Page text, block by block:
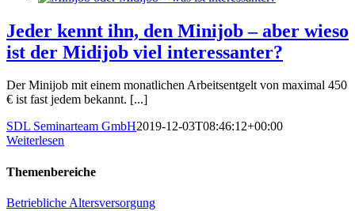
Jeder kennt ihn, den Minijob – aber wieso
ist der Midijob viel interessanter?
Der Minijob mit einem monatlichen Arbeitsentgelt von maximal 450
€ ist fast jedem bekannt. [...]
SDL Seminarteam GmbH2019-12-03T08:46:12+00:00
Weiterlesen
Themenbereiche
Betriebliche Altersversorgung